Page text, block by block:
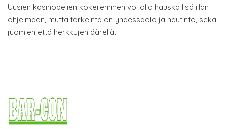
Uusien kasinopelien kokeileminen voi olla hauska lisä illan
ohjelmaan, mutta tärkeintä on yhdessäolo ja nautinto, sekä
juomien että herkkujen äärellä.